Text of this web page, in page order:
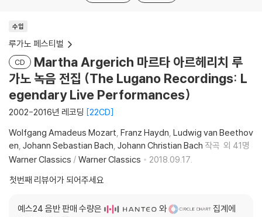
수입
루가노 페스티벌
CD
Martha Argerich 마르타 아르헤리치 루
가노 녹음 전집 (The Lugano Recordings: L
egendary Live Performances)
2002-2016년 레코딩 22CD
Wolfgang Amadeus Mozart Franz Haydn Ludwig van Beethov
en Johann Sebastian Bach Johann Christian Bach 작곡 외 41명
Warner Classics / Warner Classics
2018.09.17.
첫번째 리뷰어가 되어주세요
예스24 음반 판매 수량은 와
집계에